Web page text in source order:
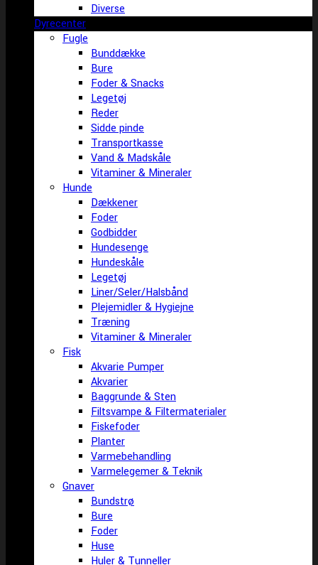
Diverse
Dyrecenter
Fugle
Bunddække
Bure
Foder & Snacks
Legetøj
Reder
Sidde pinde
Transportkasse
Vand & Madskåle
Vitaminer & Mineraler
Hunde
Dækkener
Foder
Godbidder
Hundesenge
Hundeskåle
Legetøj
Liner/Seler/Halsbånd
Plejemidler & Hygiejne
Træning
Vitaminer & Mineraler
Fisk
Akvarie Pumper
Akvarier
Baggrunde & Sten
Filtsvampe & Filtermaterialer
Fiskefoder
Planter
Varmebehandling
Varmelegemer & Teknik
Gnaver
Bundstrø
Bure
Foder
Huse
Huler & Tunneller